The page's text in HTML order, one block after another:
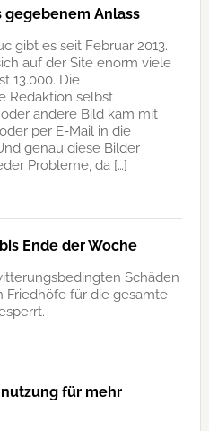
gegebenem Anlass
gibt es seit Februar 2013.
auf der Site enorm viele
13.000. Die
Redaktion selbst
oder andere Bild kam mit
per E-Mail in die
genau diese Bilder
Probleme, da […]
Ende der Woche
Schäden
Friedhöfe für die gesamte
für mehr